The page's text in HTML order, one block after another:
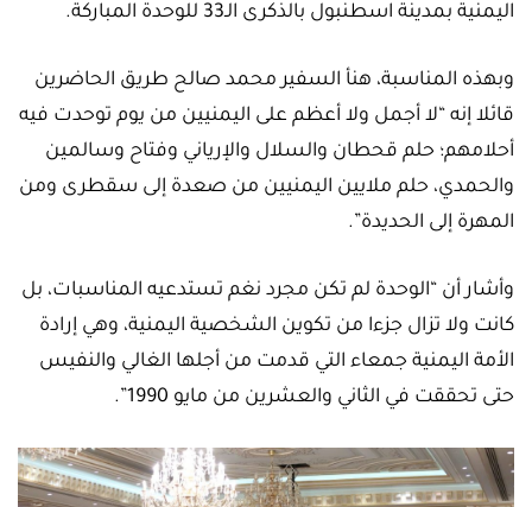
اليمنية بمدينة اسطنبول بالذكرى الـ33 للوحدة المباركة.
وبهذه المناسبة، هنأ السفير محمد صالح طريق الحاضرين
قائلا إنه “لا أجمل ولا أعظم على اليمنيين من يوم توحدت فيه
أحلامهم؛ حلم قحطان والسلال والإرياني وفتاح وسالمين
والحمدي، حلم ملايين اليمنيين من صعدة إلى سقطرى ومن
المهرة إلى الحديدة”.
وأشار أن “الوحدة لم تكن مجرد نغم تستدعيه المناسبات، بل
كانت ولا تزال جزءا من تكوين الشخصية اليمنية، وهي إرادة
الأمة اليمنية جمعاء التي قدمت من أجلها الغالي والنفيس
حتى تحققت في الثاني والعشرين من مايو 1990”.